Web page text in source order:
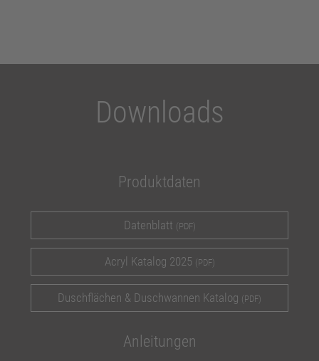
Downloads
Produktdaten
Datenblatt (PDF)
Acryl Katalog 2025 (PDF)
Duschflächen & Duschwannen Katalog (PDF)
Anleitungen